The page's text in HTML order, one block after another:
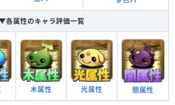
各属性のキャラ評価一覧
木属性 光属性 闇属性